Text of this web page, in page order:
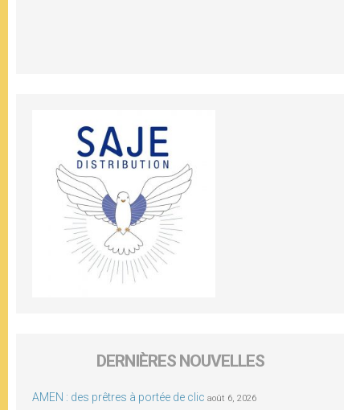
DERNIÈRES NOUVELLES
AMEN : des prêtres à portée de clic août 6, 2026